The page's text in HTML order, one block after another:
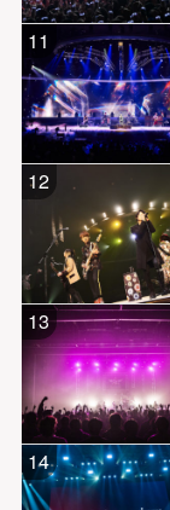
11
12
13
14